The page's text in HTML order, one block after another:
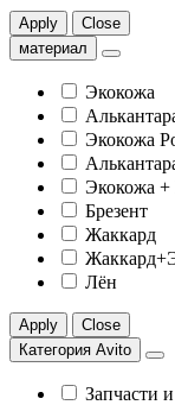
Apply
Close
материал
Экокожа
Экокожа
Экокожа
Брезент
Жаккард
Лён
Apply
Close
Категория Avito
Запчасти